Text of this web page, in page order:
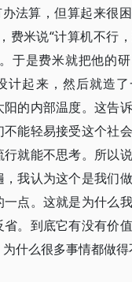
办法算，但算起来很
费米说“计算机不行
于是费米就把他的
计起来，然后就造
的内部温度。这告
能轻易接受这个社
就能不思考。所以
我认为这个是我们
点。这就是为什么
。到底它有没有价
什么很多事情都做得